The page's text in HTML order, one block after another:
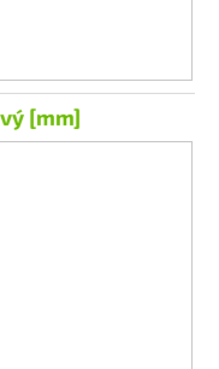
[mm]